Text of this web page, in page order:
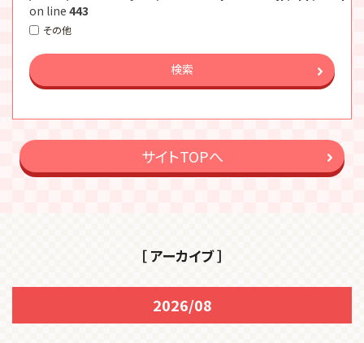
on line 443
その他
検索
サイトTOPへ
［ アーカイブ ］
2026/08